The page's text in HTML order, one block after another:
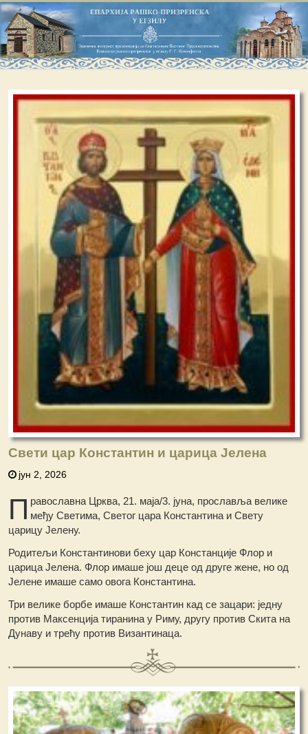
Свети цар Константин и царица Јелена
јун 2, 2026
П равославна Црква, 21. маја/3. јуна, прославља велике
међу Светима, Светoг цара Константина и Свету
цaрицу Јелену.
Родитељи Константинови беху цар Констанције Флор и
царица Јелена. Флор имаше још деце од друге жене, но од
Јелене имаше само овога Константина.
Три велике борбе имаше Константин кад се зацари: једну
против Максенција тиранина у Риму, другу против Скита на
Дунаву и трећу против Византинаца.